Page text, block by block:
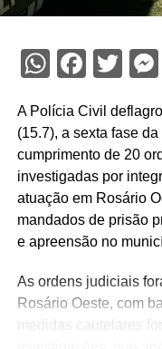
A Polícia Civil
(15.7), a sexta fase
cumprimento de 20
investigadas por
atuação em Rosário
mandados de prisão
e apreensão no
As ordens judiciais
Rosário Oeste, com
medidas cautelares